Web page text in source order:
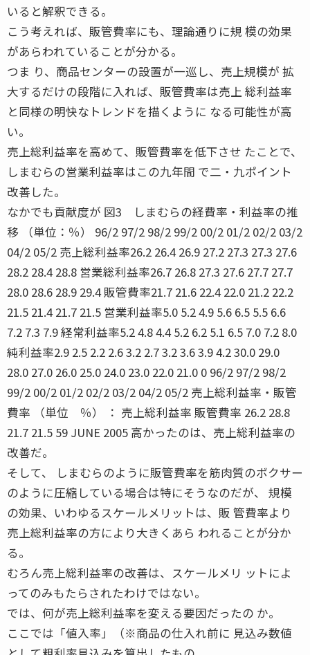
いると解釈できる。
こう考えれば、販管費率にも、理論通りに規 模の効果
があらわれていることが分かる。
つま り、商品センターの設置が一巡し、売上規模が 拡
大するだけの段階に入れば、販管費率は売上 総利益率
と同様の明快なトレンドを描くように なる可能性が高
い。
売上総利益率を高めて、販管費率を低下させ たことで、
しまむらの営業利益率はこの九年間 で二・九ポイント
改善した。
なかでも貢献度が 図3 しまむらの経費率・利益率の推
移 （単位：％） 96/2 97/2 98/2 99/2 00/2 01/2 02/2 03/2
04/2 05/2 売上総利益率26.2 26.4 26.9 27.2 27.3 27.3 27.6
28.2 28.4 28.8 営業総利益率26.7 26.8 27.3 27.6 27.7 27.7
28.0 28.6 28.9 29.4 販管費率21.7 21.6 22.4 22.0 21.2 22.2
21.5 21.4 21.7 21.5 営業利益率5.0 5.2 4.9 5.6 6.5 5.5 6.6
7.2 7.3 7.9 経常利益率5.2 4.8 4.4 5.2 6.2 5.1 6.5 7.0 7.2 8.0
純利益率2.9 2.5 2.2 2.6 3.2 2.7 3.2 3.6 3.9 4.2 30.0 29.0
28.0 27.0 26.0 25.0 24.0 23.0 22.0 21.0 0 96/2 97/2 98/2
99/2 00/2 01/2 02/2 03/2 04/2 05/2 売上総利益率・販管
費率 （単位 ％） ： 売上総利益率 販管費率 26.2 28.8
21.7 21.5 59 JUNE 2005 高かったのは、売上総利益率の
改善だ。
そして、 しまむらのように販管費率を筋肉質のボクサー
のように圧縮している場合は特にそうなのだが、 規模
の効果、いわゆるスケールメリットは、販 管費率より
売上総利益率の方により大きくあら われることが分か
る。
むろん売上総利益率の改善は、スケールメリ ットによ
ってのみもたらされたわけではない。
では、何が売上総利益率を変える要因だったの か。
ここでは「値入率」（※商品の仕入れ前に 見込み数値